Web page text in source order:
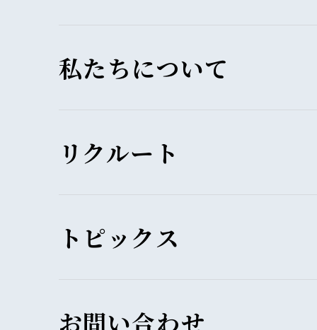
私たちについて
リクルート
トピックス
お問い合わせ